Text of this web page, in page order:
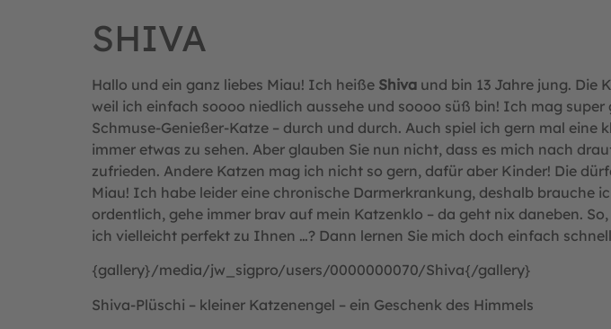
SHIVA
Hallo und ein ganz liebes Miau! Ich heiße Shiva und bin 13 Jahre jung. Die
weil ich einfach soooo niedlich aussehe und soooo süß bin! Ich mag
Schmuse-Genießer-Katze – durch und durch. Auch spiel ich gern mal eine
immer etwas zu sehen. Aber glauben Sie nun nicht, dass es mich nach
zufrieden. Andere Katzen mag ich nicht so gern, dafür aber Kinder! Die
Miau! Ich habe leider eine chronische Darmerkrankung, deshalb brauche
ordentlich, gehe immer brav auf mein Katzenklo – da geht nix daneben.
ich vielleicht perfekt zu Ihnen …? Dann lernen Sie mich doch einfach
{gallery}/media/jw_sigpro/users/0000000070/Shiva{/gallery}
Shiva-Plüschi – kleiner Katzenengel – ein Geschenk des Himmels